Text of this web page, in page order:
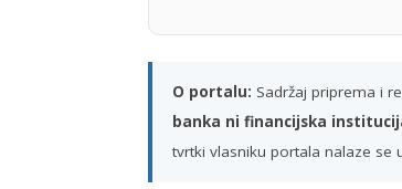
O portalu: Sadržaj priprema i
banka ni financijska
tvrtki vlasniku portala nalaze se